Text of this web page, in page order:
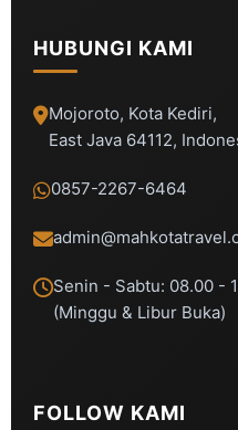
HUBUNGI KAMI
Mojoroto, Kota Kediri,
East Java 64112,
0857-2267-6464
Senin - Sabtu: 08.00 -
(Minggu & Libur Buka)
FOLLOW KAMI